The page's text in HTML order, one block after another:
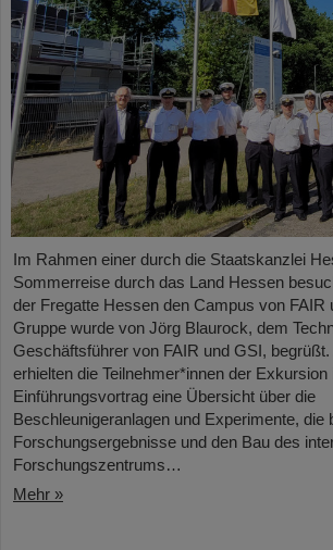
Im Rahmen einer durch die Staatskanzlei
Sommerreise durch das Land Hessen
der Fregatte Hessen den Campus von FAIR
Gruppe wurde von Jörg Blaurock, dem
Geschäftsführer von FAIR und GSI,
erhielten die Teilnehmer*innen der Exkursion
Einführungsvortrag eine Übersicht über die
Beschleunigeranlagen und Experimente, die
Forschungsergebnisse und den Bau des
Forschungszentrums…
Mehr »